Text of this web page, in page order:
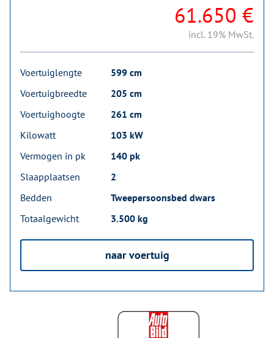
61.650 €
incl. 19% MwSt.
Voertuiglengte
599 cm
Voertuigbreedte
205 cm
Voertuighoogte
261 cm
Kilowatt
103 kW
Vermogen in pk
140 pk
Slaapplaatsen
2
Bedden
Tweepersoonsbed dwars
Totaalgewicht
3.500 kg
naar voertuig